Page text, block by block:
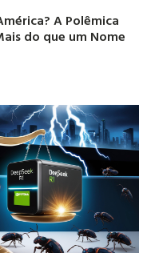
A Polêmica
do que um Nome